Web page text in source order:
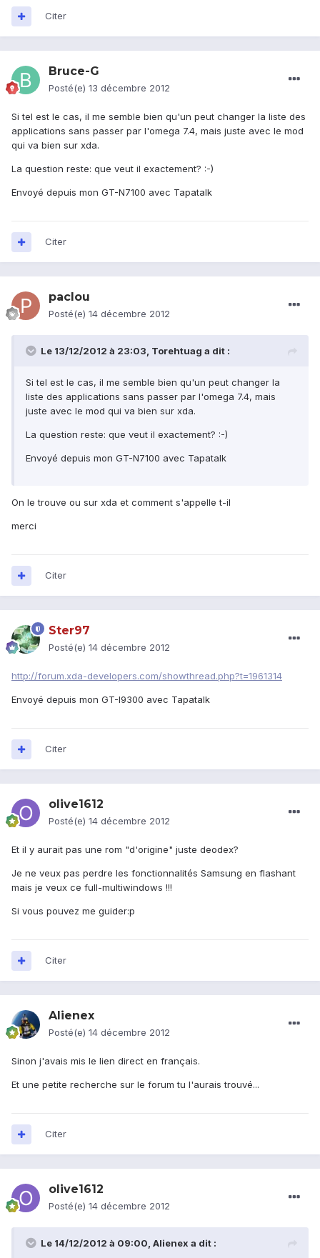
Citer
Bruce-G
Posté(e) 13 décembre 2012
Si tel est le cas, il me semble bien qu'un peut changer la liste des
applications sans passer par l'omega 7.4, mais juste avec le mod
qui va bien sur xda.
La question reste: que veut il exactement? :-)
Envoyé depuis mon GT-N7100 avec Tapatalk
Citer
paclou
Posté(e) 14 décembre 2012
Le 13/12/2012 à 23:03, Torehtuag a dit :
Si tel est le cas, il me semble bien qu'un peut changer la
liste des applications sans passer par l'omega 7.4, mais
juste avec le mod qui va bien sur xda.
La question reste: que veut il exactement? :-)
Envoyé depuis mon GT-N7100 avec Tapatalk
On le trouve ou sur xda et comment s'appelle t-il
merci
Citer
Ster97
Posté(e) 14 décembre 2012
http://forum.xda-developers.com/showthread.php?t=1961314
Envoyé depuis mon GT-I9300 avec Tapatalk
Citer
olive1612
Posté(e) 14 décembre 2012
Et il y aurait pas une rom "d'origine" juste deodex?
Je ne veux pas perdre les fonctionnalités Samsung en flashant
mais je veux ce full-multiwindows !!!
Si vous pouvez me guider:p
Citer
Alienex
Posté(e) 14 décembre 2012
Sinon j'avais mis le lien direct en français.
Et une petite recherche sur le forum tu l'aurais trouvé...
Citer
olive1612
Posté(e) 14 décembre 2012
Le 14/12/2012 à 09:00, Alienex a dit :